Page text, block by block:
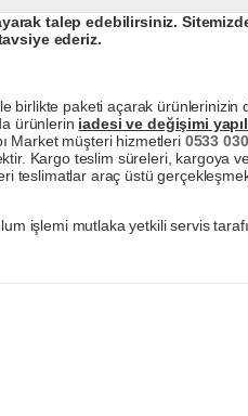
talep edebilirsiniz.
ederiz.
birlikte paketi açarak ürünlerinizin
ürünlerin iadesi ve değişimi
Market müşteri hizmetleri 0533
Kargo teslim süreleri, kargoya
teslimatlar araç üstü
işlemi mutlaka yetkili servis